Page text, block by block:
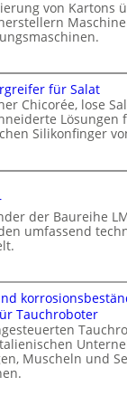
e
n
o
n
P
h
a
I
a
u
f
d
s
t
l
c
h
e
I
t
l
e
n
z
e
r
von Kartons
für Salat
Chicorée, lose
Lösungen
Silikonfinger
der Baureihe
umfassend
Tauchroboter
Muscheln und